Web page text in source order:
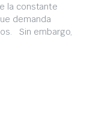
la constante
demanda
Sin embargo,